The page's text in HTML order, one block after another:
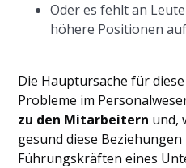
Oder es fehlt an
höhere Positionen
Die Hauptursache für
Probleme im
zu den Mitarbeitern und,
gesund diese Beziehungen
Führungskräften eines